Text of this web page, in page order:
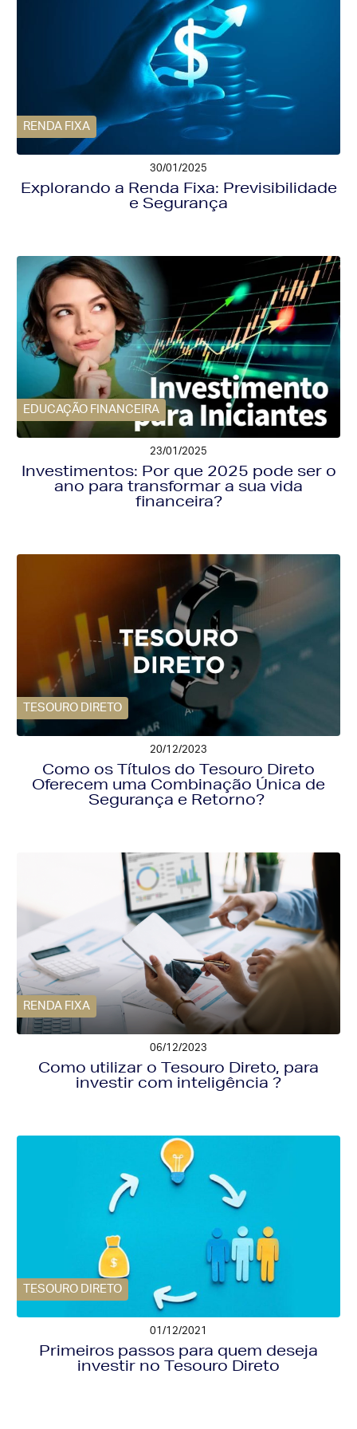
RENDA FIXA
30/01/2025
Explorando a Renda Fixa: Previsibilidade
e Segurança
EDUCAÇÃO FINANCEIRA
23/01/2025
Investimentos: Por que 2025 pode ser o
ano para transformar a sua vida
financeira?
TESOURO DIRETO
20/12/2023
Como os Títulos do Tesouro Direto
Oferecem uma Combinação Única de
Segurança e Retorno?
RENDA FIXA
06/12/2023
Como utilizar o Tesouro Direto, para
investir com inteligência ?
TESOURO DIRETO
01/12/2021
Primeiros passos para quem deseja
investir no Tesouro Direto